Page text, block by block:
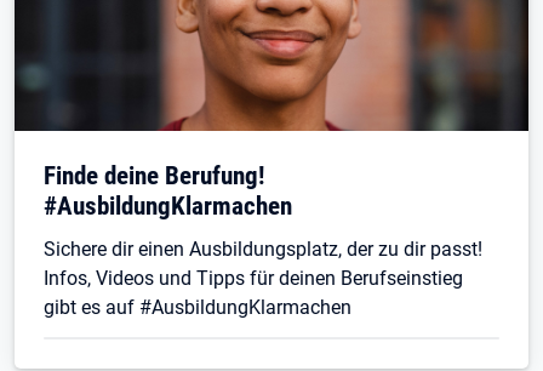
Finde deine Berufung!
#AusbildungKlarmachen
Sichere dir einen Ausbildungsplatz, der zu dir passt!
Infos, Videos und Tipps für deinen Berufseinstieg
gibt es auf #AusbildungKlarmachen